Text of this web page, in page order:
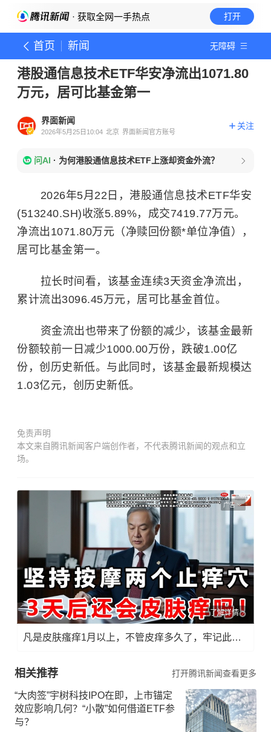
· 获取全网一手热点 打开
首页 新闻 无障碍
港股通信息技术ETF华安净流出1071.80
万元，居可比基金第一
界面新闻
2026年5月25日10:04 北京 界面新闻官方账号
关注
问AI · 为何港股通信息技术ETF上涨却资金外流？
2026年5月22日，港股通信息技术ETF华安
(513240.SH)收涨5.89%，成交7419.77万元。
净流出1071.80万元（净赎回份额*单位净值），
居可比基金第一。
拉长时间看，该基金连续3天资金净流出，
累计流出3096.45万元，居可比基金首位。
资金流出也带来了份额的减少，该基金最新
份额较前一日减少1000.00万份，跌破1.00亿
份，创历史新低。与此同时，该基金最新规模达
1.03亿元，创历史新低。
免责声明
本文来自腾讯新闻客户端创作者，不代表腾讯新闻的观点和立
场。
广告
了解详情
凡是皮肤瘙痒1月以上，不管皮痒多久了，牢记此法，快！准！狠！
相关推荐 打开腾讯新闻查看更多
“大肉签”宇树科技IPO在即，上市锚定
效应影响几何？“小散”如何借道ETF参
与？